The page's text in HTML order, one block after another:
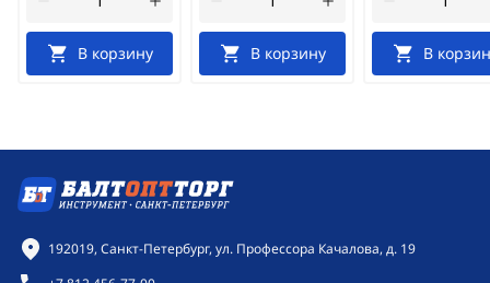
В корзину В корзину В
Контактная информация
192019, Санкт-Петербург, ул. Профессора Качалова, д. 19